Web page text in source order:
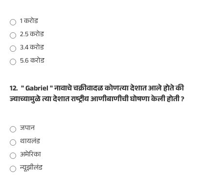
1 करोड
2.5 करोड
3.4 करोड
5.6 करोड
12. " Gabriel " नावाचे चक्रीवादळ कोणत्या देशात आले होते की
ज्याच्यामुळे त्या देशात राष्ट्रीय आणीबाणीची घोषणा केली होती ?
जपान
थायलंड
अमेरिका
न्यूझीलंड